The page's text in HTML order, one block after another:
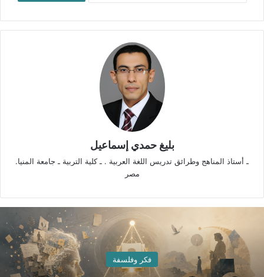
بليغ حمدي إسماعيل
ـ أستاذ المناهج وطرائق تدريس اللغة العربية . ـ كلية التربية ـ جامعة المنيا.
مصر
فكر وفلسفة